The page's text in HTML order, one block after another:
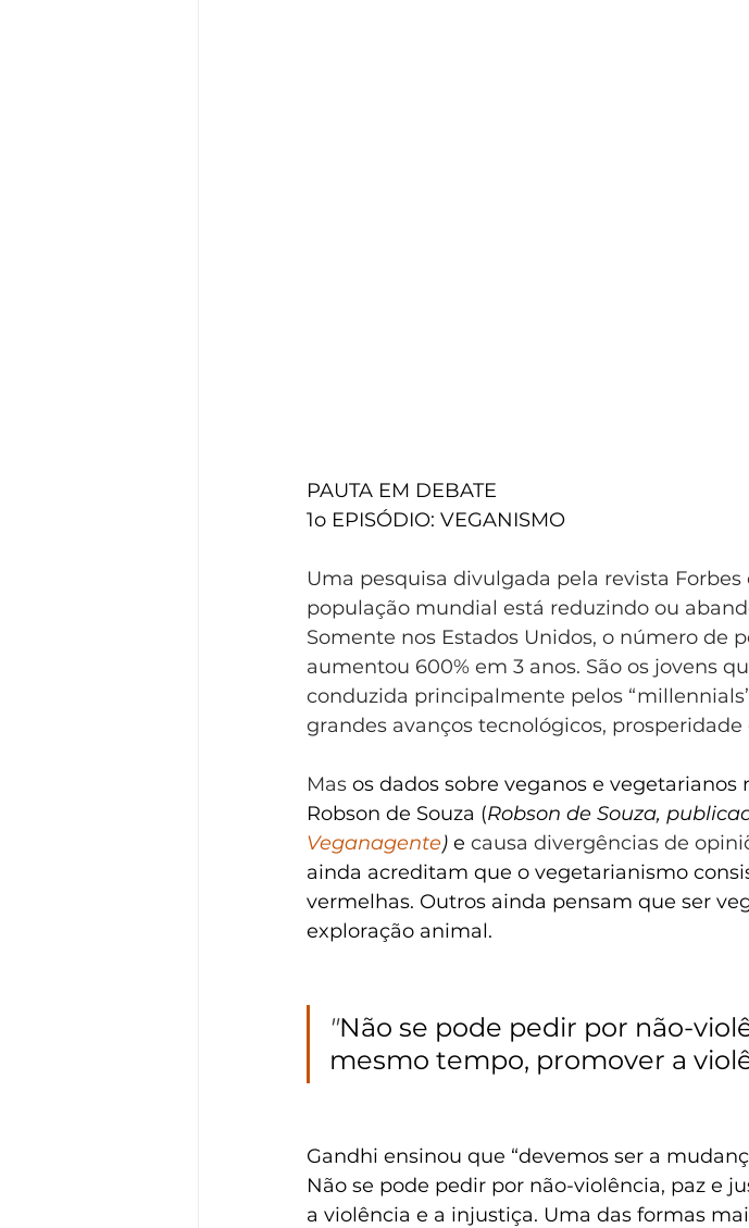
PAUTA EM DEBATE
1o EPISÓDIO: VEGANISMO
Uma pesquisa divulgada pela revista Forbes
população mundial está reduzindo ou
Somente nos Estados Unidos, o número de
aumentou 600% em 3 anos. São os jovens
conduzida principalmente pelos
grandes avanços tecnológicos,
Mas os dados sobre veganos e vegetarianos
Robson de Souza (Robson de Souza,
Veganagente) e causa divergências de
ainda acreditam que o vegetarianismo
vermelhas. Outros ainda pensam que ser
exploração animal.
"Não se pode pedir por não-
mesmo tempo, promover a
Gandhi ensinou que “devemos ser a
Não se pode pedir por não-violência, paz e
a violência e a injustiça. Uma das formas